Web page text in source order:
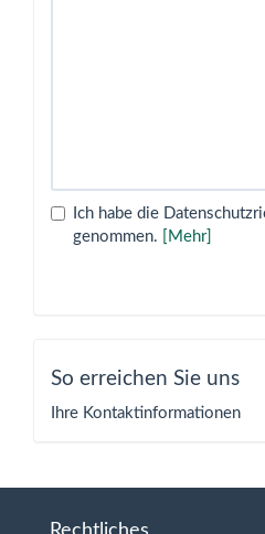
Ich habe die
genommen.
[Mehr]
So erreichen Sie uns
Ihre Kontaktinformationen